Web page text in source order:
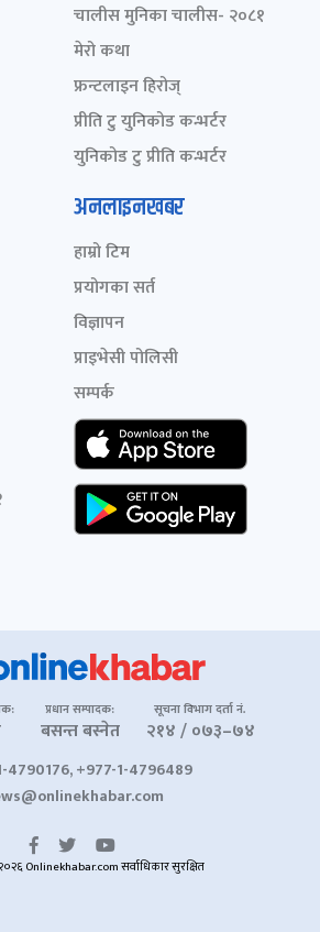
चालीस मुनिका चालीस- २०८१
मेरो कथा
फ्रन्टलाइन हिरोज्
प्रीति टु युनिकोड कन्भर्टर
युनिकोड टु प्रीति कन्भर्टर
अनलाइनखबर
हाम्रो टिम
प्रयोगका सर्त
विज्ञापन
प्राइभेसी पोलिसी
सम्पर्क
प्रधान सम्पादक:
बसन्त बस्नेत
सूचना विभाग दर्ता नं.
२१४ / ०७३–७४
4790176, +977-1-4796489
Onlinekhabar.com सर्वाधिकार सुरक्षित